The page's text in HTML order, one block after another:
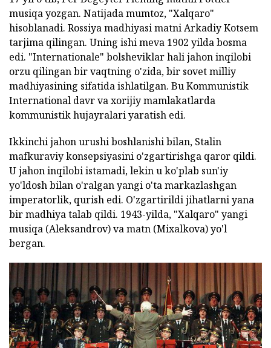
musiqa yozgan. Natijada mumtoz, "Xalqaro"
hisoblanadi. Rossiya madhiyasi matni Arkadiy Kotsem
tarjima qilingan. Uning ishi meva 1902 yilda bosma
edi. "Internationale" bolsheviklar hali jahon inqilobi
orzu qilingan bir vaqtning o'zida, bir sovet milliy
madhiyasining sifatida ishlatilgan. Bu Kommunistik
International davr va xorijiy mamlakatlarda
kommunistik hujayralari yaratish edi.
Ikkinchi jahon urushi boshlanishi bilan, Stalin
mafkuraviy konsepsiyasini o'zgartirishga qaror qildi.
U jahon inqilobi istamadi, lekin u ko'plab sun'iy
yo'ldosh bilan o'ralgan yangi o'ta markazlashgan
imperatorlik, qurish edi. O'zgartirildi jihatlarni yana
bir madhiya talab qildi. 1943-yilda, "Xalqaro" yangi
musiqa (Aleksandrov) va matn (Mixalkova) yo'l
bergan.